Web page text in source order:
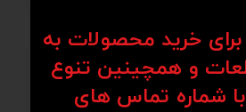
خرید محصولات به
و همچینین تنوع
شماره تماس های